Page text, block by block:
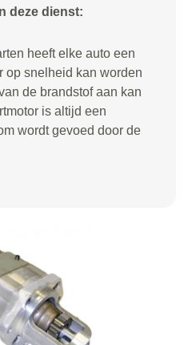
deze dienst:
heeft elke auto een
op snelheid kan worden
de brandstof aan kan
is altijd een
wordt gevoed door de